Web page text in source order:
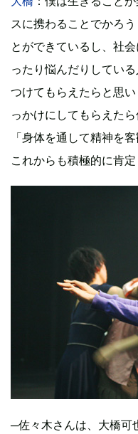
スに携わることでかろ
とができているし、社
ったり悩んだりしてい
つけてもらえたらと思
っかけにしてもらえた
「身体を通して精神を
これからも積極的に肯
─佐々木さんは、大橋可